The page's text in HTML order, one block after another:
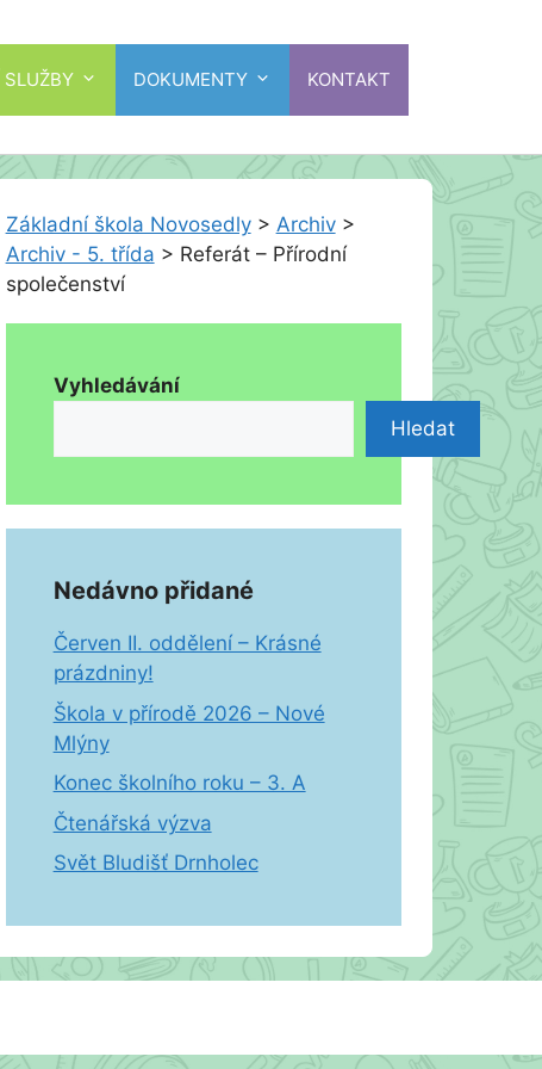
SLUŽBY DOKUMENTY KONTAKT
Základní škola Novosedly> Archiv>
Archiv - 5. třída > Referát – Přírodní
společenství
Vyhledávání
Hledat
Nedávno přidané
Červen II. oddělení – Krásné
prázdniny!
Škola v přírodě 2026 – Nové
Mlýny
Konec školního roku – 3. A
Čtenářská výzva
Svět Bludišť Drnholec